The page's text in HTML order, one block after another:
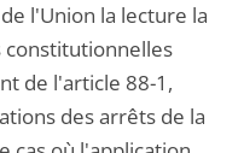
l'Union la lecture la
constitutionnelles
de l'article 88-1,
des arrêts de la